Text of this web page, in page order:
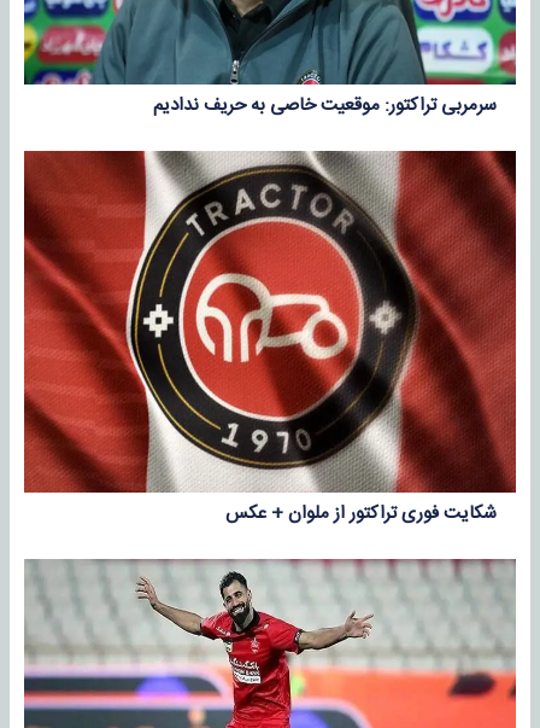
سرمربی تراکتور: موقعیت خاصی به حریف ندادیم
شکایت فوری تراکتور از ملوان + عکس